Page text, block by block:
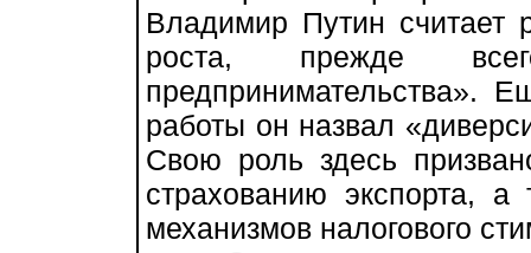
Владимир Путин считает
роста, прежде
предпринимательства».
работы он назвал
Свою роль здесь
страхованию экспорта, а
механизмов налогового